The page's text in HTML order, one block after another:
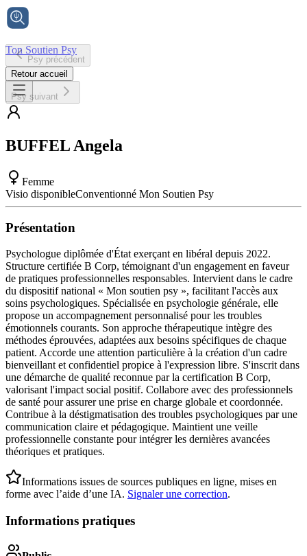
Ton Soutien Psy
Accueil
Psy précédent
Retour accueil
Psy suivant
BUFFEL Angela
Femme
Visio disponibleConventionné Mon Soutien Psy
Présentation
Psychologue diplômée d'État exerçant en libéral depuis 2022.
Structure certifiée B Corp, témoignant d'un engagement en faveur
de pratiques professionnelles responsables. Intervient dans le cadre
du dispositif national « Mon soutien psy », facilitant l'accès aux
soins psychologiques. Spécialisée en psychologie générale, elle
propose un accompagnement personnalisé pour les troubles
émotionnels courants. Son approche thérapeutique intègre des
méthodes éprouvées, adaptées aux besoins spécifiques de chaque
patient. Accorde une attention particulière à la création d'un cadre
bienveillant et confidentiel propice à l'expression libre. S'inscrit dans
une démarche de qualité reconnue par la certification B Corp,
valorisant l'impact social positif. Collabore avec des professionnels
de santé pour assurer une prise en charge globale et coordonnée.
Contribue à la déstigmatisation des troubles psychologiques par une
communication claire et pédagogique. Maintient une veille
professionnelle constante pour intégrer les dernières avancées
théoriques et pratiques.
Informations issues de sources publiques en ligne, mises en
forme avec l’aide d’une IA. Signaler une correction.
Informations pratiques